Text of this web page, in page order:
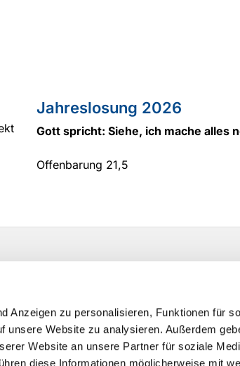
Anzeigen zu personalisieren, Funktionen für
unsere Website zu analysieren. Außerdem
Website an unsere Partner für soziale
diese Informationen möglicherweise mit
Jahreslosung 2026
Gott spricht: Siehe, ich mache alles
Offenbarung 21,5